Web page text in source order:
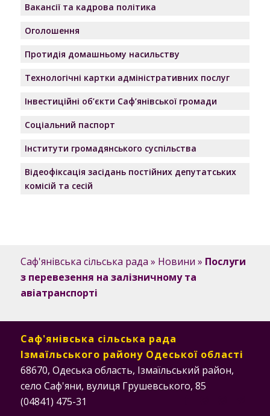
Вакансії та кадрова політика
Оголошення
Протидія домашньому насильству
Технологічні картки адміністративних послуг
Інвестиційні об’єкти Саф’янівської громади
Соціальний паспорт
Інститути громадянського суспільства
Відеофіксація засідань постійних депутатських
комісій та сесій
Саф'янівська сільська рада » Новини » Послуги
з перевезення на залізничному та
авіатранспорті
Саф'янівська сільська рада
Ізмаїльського району Одеської області
68670, Одеська область, Ізмаїльський район,
село Саф'яни, вулиця Грушевського, 85
(04841) 475-31